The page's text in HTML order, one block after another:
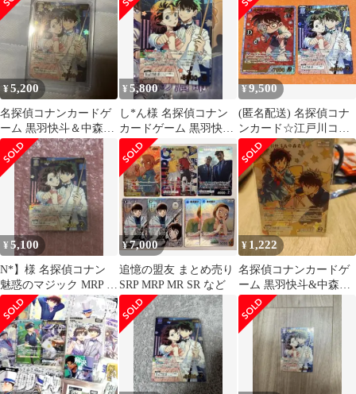
¥5,200
名探偵コナンカードゲ
ーム 黒羽快斗＆中森青
子 mrp
¥5,800
し*ん様 名探偵コナン
カードゲーム 黒羽快斗
＆中森青子 mrp
¥9,500
(匿名配送) 名探偵コナ
ンカード☆江戸川コナ
ン、黒羽快斗＆中森青
子
¥5,100
N*】様 名探偵コナン
魅惑のマジック MRP 黒
羽快斗＆中森青子
¥7,000
追憶の盟友 まとめ売り
SRP MRP MR SR など
¥ 1,222
名探偵コナンカードゲ
ーム 黒羽快斗&中森青
子 MR